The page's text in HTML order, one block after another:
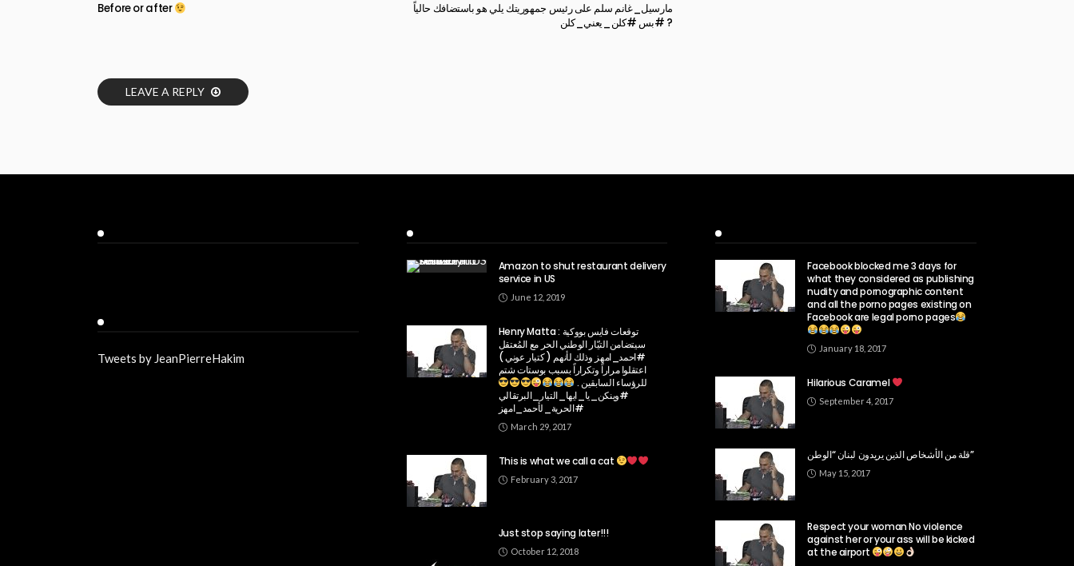
Before or after
مارسيل_غانم سلم على رئيس جمهوريتك يلي هو باستضافك حالياً
بس #كلن_يعني_كلن# ?
LEAVE A REPLY
Tweets by JeanPierreHakim
Amazon to shut restaurant delivery
service in US
June 12, 2019
Henry Matta توقعات فايس بووكية :
سيتضامن التيّار الوطني الحر مع المُعتقل
#احمد_امهز وذلك لأنهم ( كتيار عوني )
اعتقلوا مراراً وتكراراً بسبب بوستات شتم
للرؤساء السابقين .
#وينكن_يا_ايها_التيار_البرتقالي
#الحرية_لأحمد_امهز
March 29, 2017
This is what we call a cat
February 3, 2017
Just stop saying later!!!
October 12, 2018
Facebook blocked me 3 days for
what they considered as publishing
nudity and pornographic content
and all the porno pages existing on
Facebook are legal porno pages
January 18, 2017
Hilarious Caramel
September 4, 2017
قلة من الأشخاص الذين يريدون لبنان “الوطن”
May 15, 2017
Respect your woman No violence
against her or your ass will be kicked
at the airport